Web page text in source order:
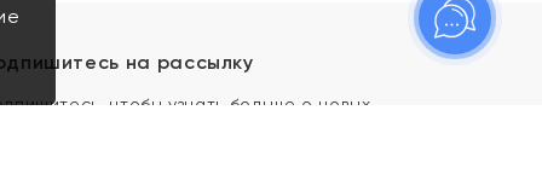
на рассылку
чтобы узнать больше о новых